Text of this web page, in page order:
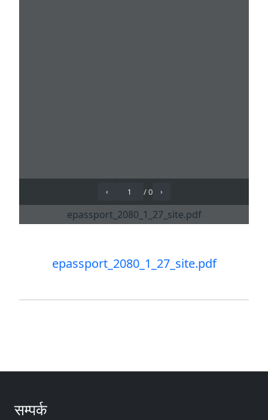
epassport_2080_1_27_site.pdf
सम्पर्क